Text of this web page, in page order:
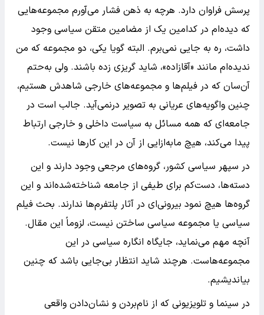
پرسش فراوان دارد. هرچه به ذهن فشار می‌آورم مجموعه‌هایی
که دیده‌ام در کدامین یک از مضامین متقن سیاسی وجود
داشت، ره به جایی نمی‌برم. البته گویا یکی، دو مجموعه که من
ندیده‌ام مانند «آقازاده»، شاید گریزی زده باشند. ولی به‌حتم
آن‌سان که در فیلم‌ها و مجموعه‌های خارجی شاهدش هستیم،
چنین واگویه‌های عریانی به تصویر درنمی‌آید. جالب است در
جامعه‌ای که همه مسائل به سیاست داخلی و خارجی ارتباط
پیدا می‌کند، هیچ مابه‌ازایی از آن در این کارها نیست.
در سپهر سیاسی کشور، گروه‌های مرجعی وجود دارند و این
دسته‌ها، دست‌کم برای طیفی از جامعه شناخته‌شده‌اند و این
گروه‌ها هیچ نمود بیرونی‌ای در آثار پلتفرم‌ها ندارند. بحث فیلم
سیاسی یا مجموعه سیاسی ساختن نیست، لزوماً این مقال.
آنچه مهم می‌نماید، جایگاه انگاره سیاسی در این
مجموعه‌هاست. هرچند شاید انتظار بی‌جایی باشد که چنین
بیاندیشیم.
در سینما و تلویزیونی که از نام‌بردن و نشان‌دادن واقعی